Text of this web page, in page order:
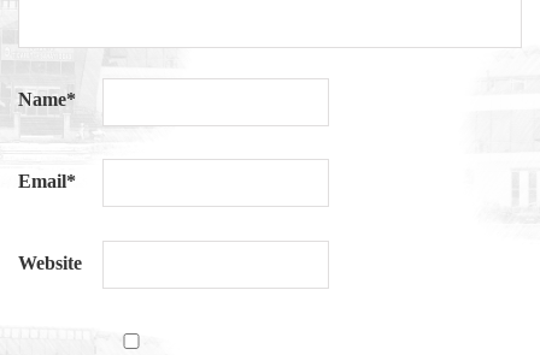
Name*
Email*
Website